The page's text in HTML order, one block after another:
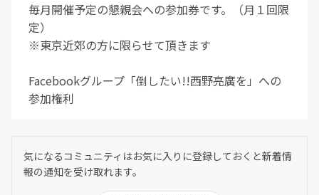
毎月開催予定の懇親会への参加券です。（月１回限
定）
※東京近郊の方に限らせて頂きます
Facebookグループ「倒したい!!西野亮廣を」への
参加権利
気になるコミュニティはお気に入りに登録しておくと新着情
報の通知を受け取れます。